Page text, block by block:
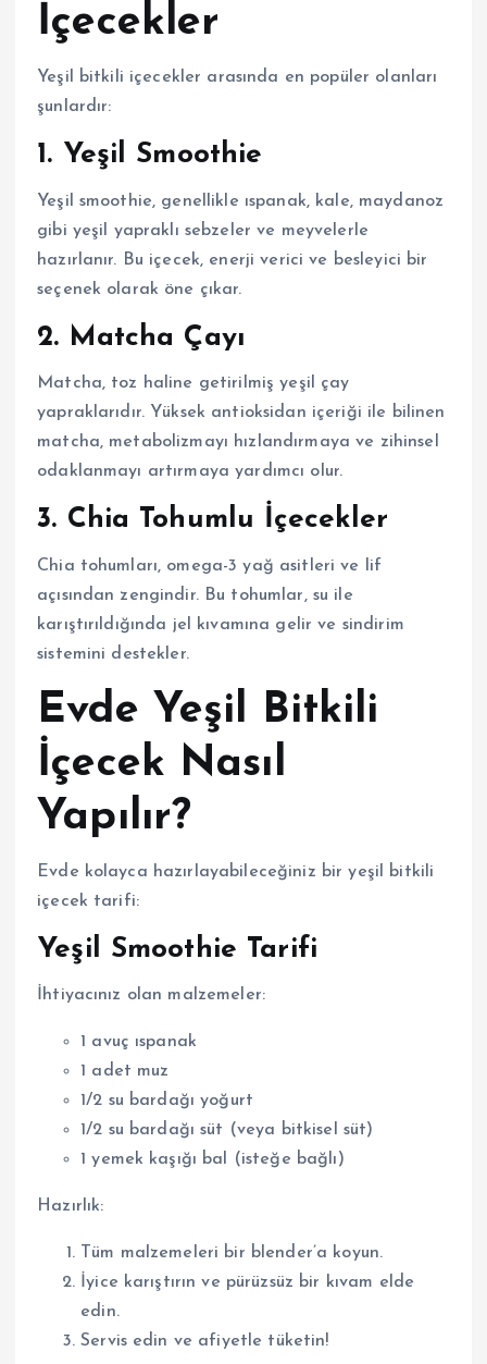
İçecekler
Yeşil bitkili içecekler arasında en popüler olanları
şunlardır:
1. Yeşil Smoothie
Yeşil smoothie, genellikle ıspanak, kale, maydanoz
gibi yeşil yapraklı sebzeler ve meyvelerle
hazırlanır. Bu içecek, enerji verici ve besleyici bir
seçenek olarak öne çıkar.
2. Matcha Çayı
Matcha, toz haline getirilmiş yeşil çay
yapraklarıdır. Yüksek antioksidan içeriği ile bilinen
matcha, metabolizmayı hızlandırmaya ve zihinsel
odaklanmayı artırmaya yardımcı olur.
3. Chia Tohumlu İçecekler
Chia tohumları, omega-3 yağ asitleri ve lif
açısından zengindir. Bu tohumlar, su ile
karıştırıldığında jel kıvamına gelir ve sindirim
sistemini destekler.
Evde Yeşil Bitkili
İçecek Nasıl
Yapılır?
Evde kolayca hazırlayabileceğiniz bir yeşil bitkili
içecek tarifi:
Yeşil Smoothie Tarifi
İhtiyacınız olan malzemeler:
1 avuç ıspanak
1 adet muz
1/2 su bardağı yoğurt
1/2 su bardağı süt (veya bitkisel süt)
1 yemek kaşığı bal (isteğe bağlı)
Hazırlık:
Tüm malzemeleri bir blender’a koyun.
İyice karıştırın ve pürüzsüz bir kıvam elde
edin.
Servis edin ve afiyetle tüketin!